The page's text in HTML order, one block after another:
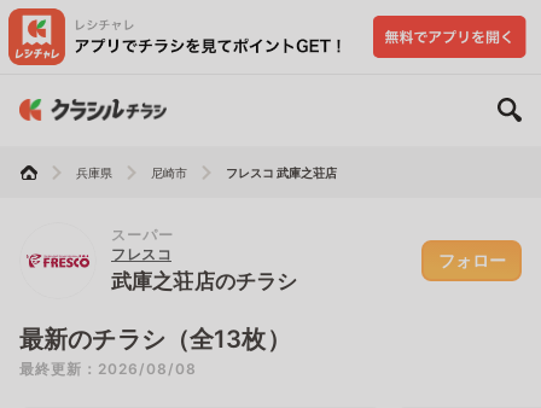
兵庫県 尼崎市 フレスコ 武庫之荘店
スーパー
フレスコ
武庫之荘店のチラシ
フォロー
最新のチラシ（全13枚）
最終更新：2026/08/08